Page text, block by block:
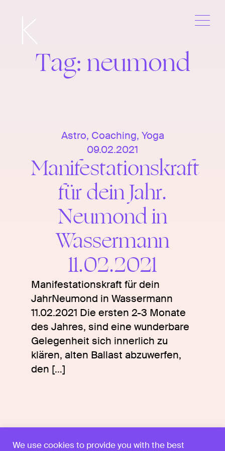
Skip
to
Tag:neumond
Astro, Coaching, Yoga
09.02.2021
Manifestationskraft
für dein Jahr.
Neumond in
Wassermann
11.02.2021
Manifestationskraft für dein
JahrNeumond in Wassermann
11.02.2021 Die ersten 2-3 Monate
des Jahres, sind eine wunderbare
Gelegenheit sich innerlich zu
klären, alten Ballast abzuwerfen,
den […]
Privacy Policy
We use cookies to provide you with the best